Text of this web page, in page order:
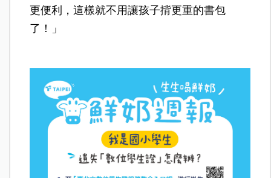
更便利，這樣就不用讓孩子揹更重的書包
了！」